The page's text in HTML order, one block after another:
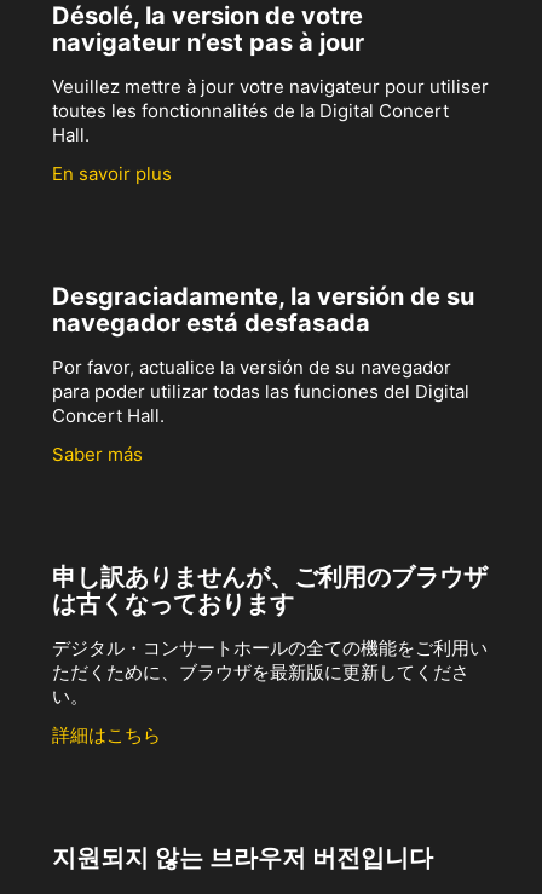
Désolé, la version de votre
navigateur n’est pas à jour
Veuillez mettre à jour votre navigateur pour utiliser
toutes les fonctionnalités de la Digital Concert
Hall.
En savoir plus
Desgraciadamente, la versión de su
navegador está desfasada
Por favor, actualice la versión de su navegador
para poder utilizar todas las funciones del Digital
Concert Hall.
Saber más
申し訳ありませんが、ご利用のブラウザ
は古くなっております
デジタル・コンサートホールの全ての機能をご利用い
ただくために、ブラウザを最新版に更新してくださ
い。
詳細はこちら
지원되지 않는 브라우저 버전입니다